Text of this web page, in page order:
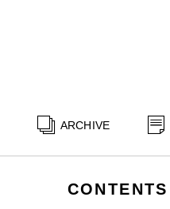
ARCHIVE
CONTENTS